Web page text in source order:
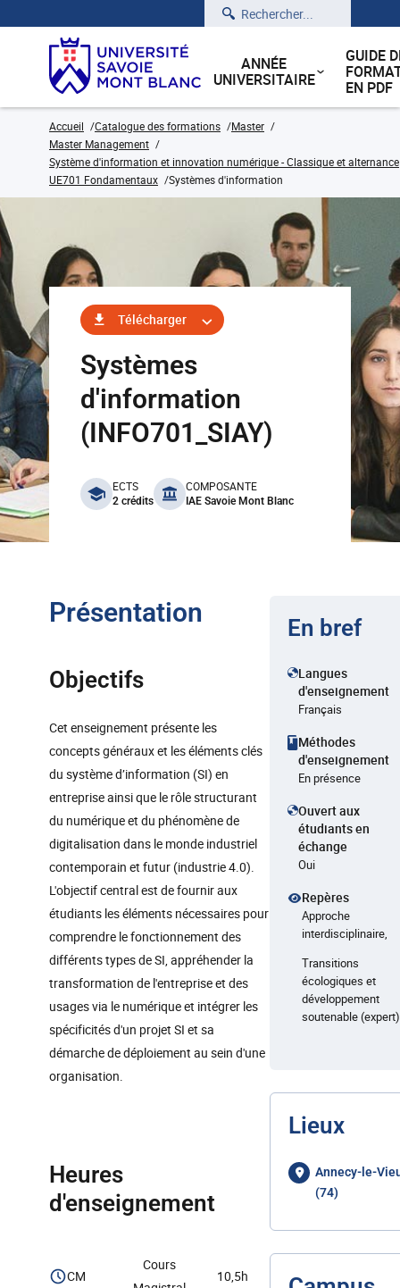
Rechercher
ANNÉE
UNIVERSITAIRE
GUIDE
EN PDF
Accueil Catalogue des formations
Master
Master Management
Système d'information et innovation numérique - Classique et alternance
UE701 Fondamentaux
Systèmes d'information
Télécharger
Systèmes
d'information
(INFO701_SIAY)
benefits
ECTS
2 crédits
COMPOSANTE
IAE Savoie Mont Blanc
Présentation
Objectifs
Cet enseignement présente les
concepts généraux et les éléments clés
du système d’information (SI) en
entreprise ainsi que le rôle structurant
du numérique et du phénomène de
digitalisation dans le monde industriel
contemporain et futur (industrie 4.0).
L'objectif central est de fournir aux
étudiants les éléments nécessaires pour
comprendre le fonctionnement des
différents types de SI, appréhender la
transformation de l'entreprise et des
usages via le numérique et intégrer les
spécificités d'un projet SI et sa
démarche de déploiement au sein d'une
organisation.
Heures
d'enseignement
CM
Cours
10,5h
En bref
Langues
d'enseignement
Français
Méthodes
d'enseignement
En présence
Ouvert aux
étudiants en
échange
Oui
Repères
Approche
interdisciplinaire,
Transitions
écologiques et
développement
soutenable (expert)
Lieux
Annecy-le-
(74)